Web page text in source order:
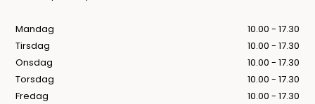
Mandag
10.00 - 17.30
Tirsdag
10.00 - 17.30
Onsdag
10.00 - 17.30
Torsdag
10.00 - 17.30
Fredag
10.00 - 17.30